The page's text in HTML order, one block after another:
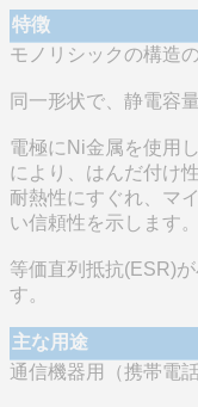
特徴
モノリシックの構造
同一形状で、静電容
電極にNi金属を使用
により、はんだ付け
耐熱性にすぐれ、マ
い信頼性を示します。
等価直列抵抗(ESR)
す。
主な用途
通信機器用（携帯電